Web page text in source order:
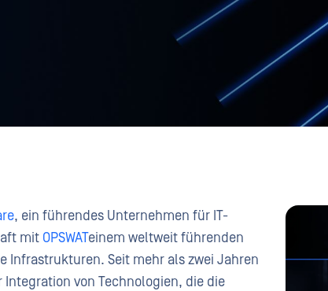
, ein führendes Unternehmen für IT-
mit OPSWATeinem weltweit führenden
Infrastrukturen. Seit mehr als zwei Jahren
von Technologien, die die